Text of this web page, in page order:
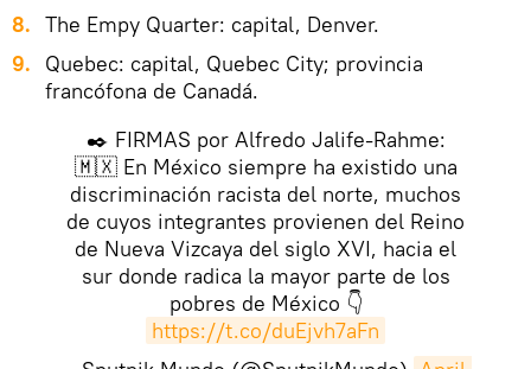
The Empy Quarter: capital, Denver.
Quebec: capital, Quebec City; provincia
francófona de Canadá.
✒️ FIRMAS por Alfredo Jalife-Rahme:
🇲🇽 En México siempre ha existido una
discriminación racista del norte, muchos
de cuyos integrantes provienen del Reino
de Nueva Vizcaya del siglo XVI, hacia el
sur donde radica la mayor parte de los
pobres de México 👇
https://t.co/duEjvh7aFn